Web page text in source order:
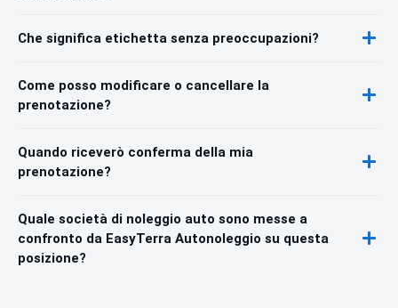
Che significa etichetta senza preoccupazioni?
Come posso modificare o cancellare la
prenotazione?
Quando riceverò conferma della mia
prenotazione?
Quale società di noleggio auto sono messe a
confronto da EasyTerra Autonoleggio su questa
posizione?